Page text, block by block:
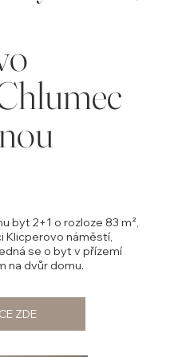
byt 2+1 o rozloze 83 m²,
Klicperovo náměstí,
se o byt v přízemí
na dvůr domu.
ZDE